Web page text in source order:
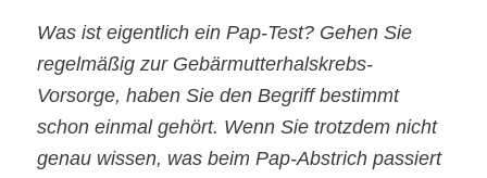
Was ist eigentlich ein Pap-Test? Gehen Sie
regelmäßig zur Gebärmutterhalskrebs-
Vorsorge, haben Sie den Begriff bestimmt
schon einmal gehört. Wenn Sie trotzdem nicht
genau wissen, was beim Pap-Abstrich passiert